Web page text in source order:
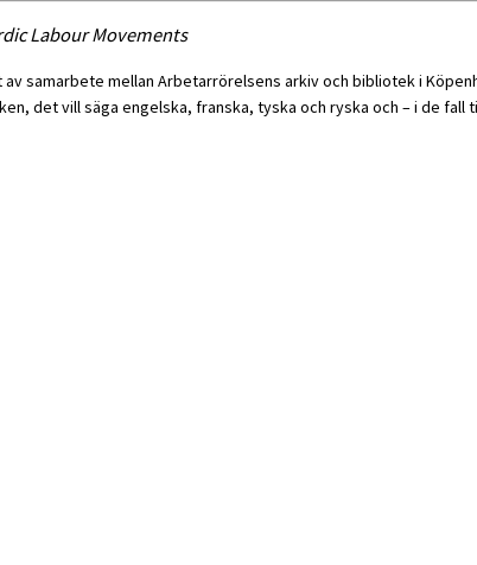
Labour Movements
samarbete mellan Arbetarrörelsens arkiv och bibliotek i
det vill säga engelska, franska, tyska och ryska och – i de